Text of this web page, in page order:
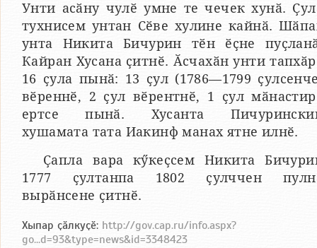
Унти асӑну чулӗ умне те чечек хунӑ.
тухнисем унтан Сӗве хулине кайнӑ.
унта Никита Бичурин тӗн ӗҫне
Кайран Хусана ҫитнӗ. Ӑсчахӑн унти
16 ҫула пынӑ: 13 ҫул (1786—1799
вӗреннӗ, 2 ҫул вӗрентнӗ, 1 ҫул
ертсе пынӑ. Хусанта
хушамата тата Иакинф манах ятне илнӗ.
Ҫапла вара кӳкеҫсем Никита
1777 ҫултанпа 1802 ҫулччен
вырӑнсене ҫитнӗ.
Хыпар ҫӑлкуҫӗ: http://gov.cap.ru/info.aspx?
go...d=93&type=news&id=3348423